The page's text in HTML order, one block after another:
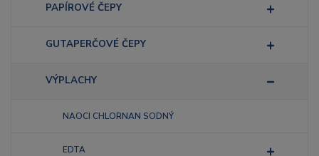
PAPÍROVÉ ČEPY
GUTAPERČOVÉ ČEPY
VÝPLACHY
NAOCI CHLORNAN SODNÝ
EDTA